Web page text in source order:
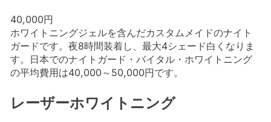
40,000円
ホワイトニングジェルを含んだカスタムメイドのナイト
ガードです。夜8時間装着し、最大4シェード白くなりま
す。日本でのナイトガード・バイタル・ホワイトニング
の平均費用は40,000～50,000円です。
レーザーホワイトニング